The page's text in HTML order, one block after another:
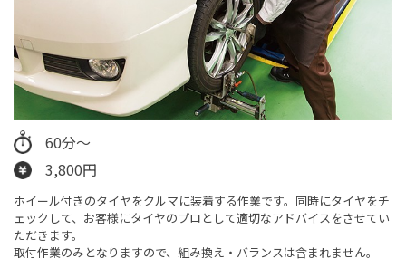
60分～
3,800円
ホイール付きのタイヤをクルマに装着する作業です。同時にタイヤをチ
ェックして、お客様にタイヤのプロとして適切なアドバイスをさせてい
ただきます。
取付作業のみとなりますので、​組み換え・バランスは含まれません。